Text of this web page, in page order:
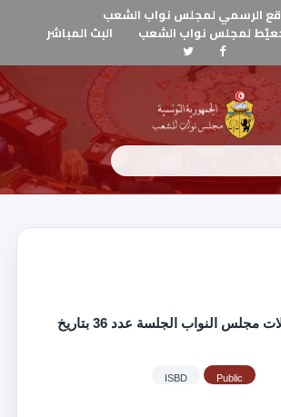
الرسمي لمجلس نواب الشعب
لمجلس نواب الشعب
البث المباشر
مداولات مجلس النواب الجلسة عدد 36 بتاريخ
Public
ISBD